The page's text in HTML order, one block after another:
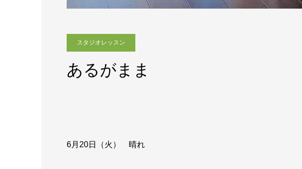
スタジオレッスン
あるがまま
6月20日（火） 晴れ